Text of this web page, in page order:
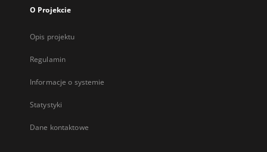
O Projekcie
Opis projektu
Regulamin
Informacje o systemie
Statystyki
Dane kontaktowe